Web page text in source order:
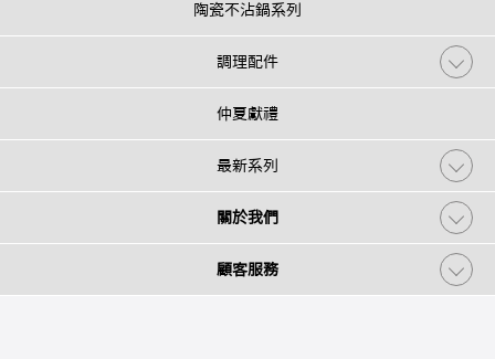
陶瓷不沾鍋系列
調理配件
仲夏獻禮
最新系列
關於我們
顧客服務